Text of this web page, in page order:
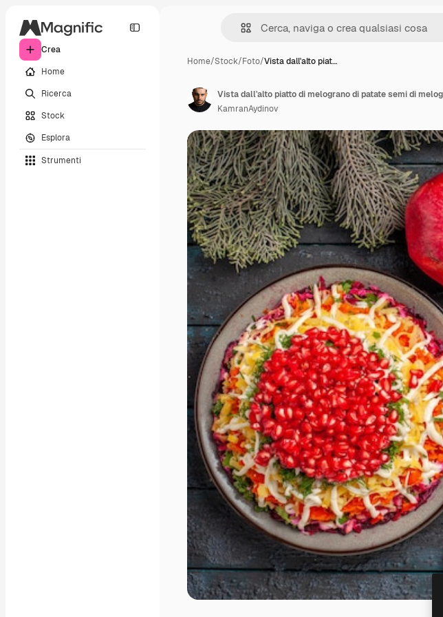
Crea
Home
Ricerca
Stock
Esplora
Strumenti
Home/Stock/Foto/Vista dall'alto piat…
KamranAydinov